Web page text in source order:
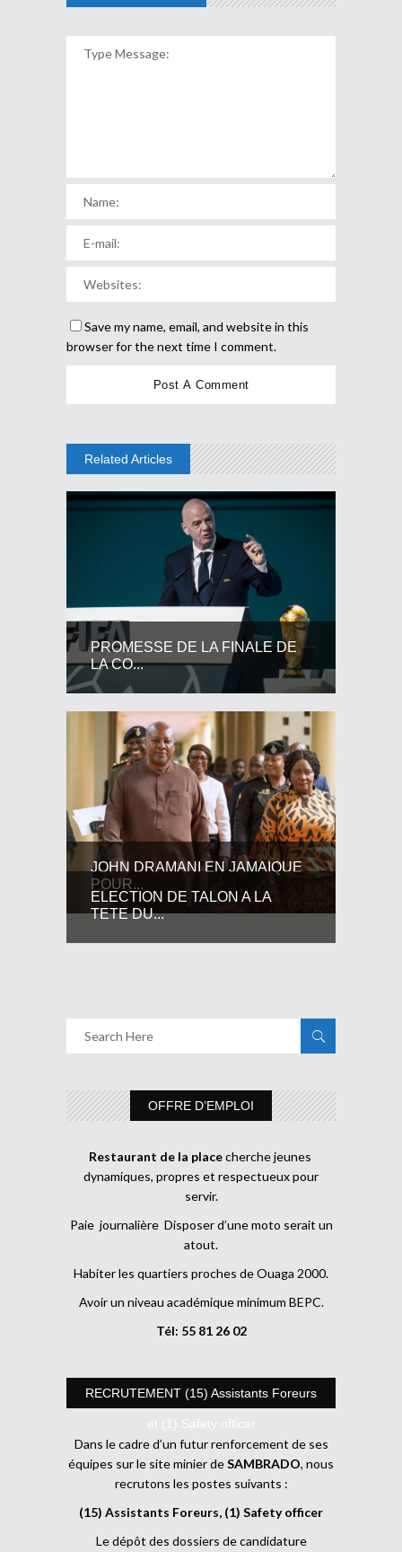
Save my name, email, and website in this
browser for the next time I comment.
Related Articles
PROMESSE DE LA FINALE DE
LA CO...
JOHN DRAMANI EN JAMAIQUE
POUR...
ELECTION DE TALON A LA
TETE DU...
OFFRE D’EMPLOI
Restaurant de la placecherche jeunes
dynamiques, propres et respectueux pour
servir.
Paie journalière Disposer d’une moto serait un
atout.
Habiter les quartiers proches de Ouaga 2000.
Avoir un niveau académique minimum BEPC.
Tél: 55 81 26 02
RECRUTEMENT (15) Assistants Foreurs
et (1) Safety officer
Dans le cadre d’un futur renforcement de ses
équipes sur le site minier deSAMBRADO, nous
recrutons les postes suivants :
(15) Assistants Foreurs, (1) Safety officer
Le dépôt des dossiers de candidature